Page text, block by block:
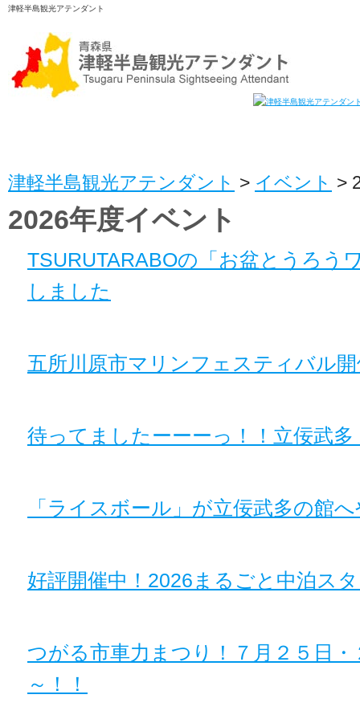
津軽半島観光アテンダント
津軽半島観光アテンダント > イベント >
2026年度イベント
TSURUTARABOの「お盆とうろう
しました
五所川原市マリンフェスティバル
待ってましたーーーっ！！立佞武多
「ライスボール」が立佞武多の館
好評開催中！2026まるごと中泊ス
つがる市車力まつり！７月２５日
～！！